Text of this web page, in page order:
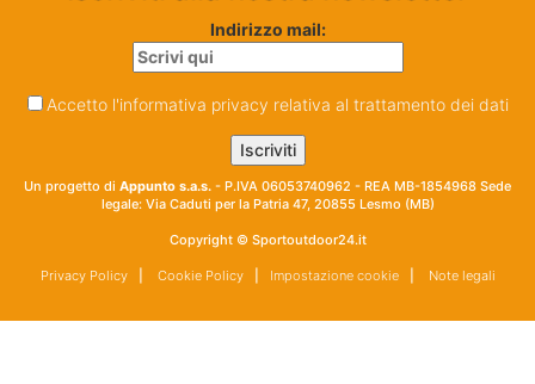
Indirizzo mail:
Accetto l'informativa privacy relativa al trattamento dei dati
Un progetto di Appunto s.a.s. - P.IVA 06053740962 - REA MB-1854968 Sede
legale: Via Caduti per la Patria 47, 20855 Lesmo (MB)
Copyright © Sportoutdoor24.it
Privacy Policy| Cookie Policy| Impostazione cookie| Note legali